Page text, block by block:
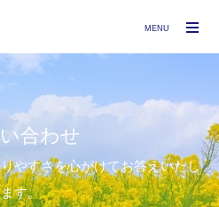
合わせ
やすさを心がけてお答えいたし
ます。
MENU